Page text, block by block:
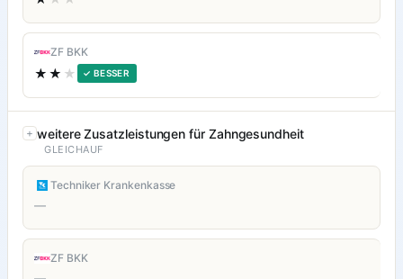
ZF BKK
★★ ★ ✓ BESSER
weitere Zusatzleistungen für Zahngesundheit
GLEICHAUF
Techniker Krankenkasse
—
ZF BKK